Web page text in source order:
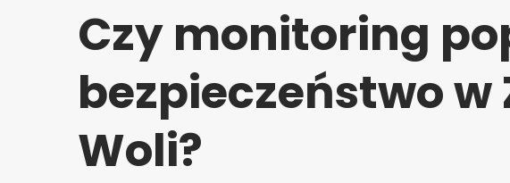
Czy monitoring
bezpieczeństwo w
Woli?